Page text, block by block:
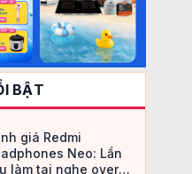
BẬT
giá Redmi
Neo: Lần
làm tai nghe over-